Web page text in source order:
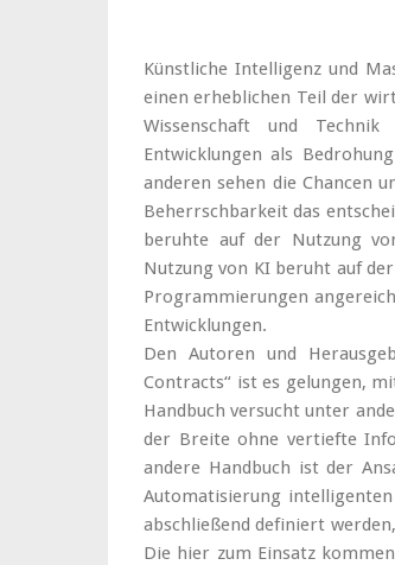
Künstliche Intelligenz und
einen erheblichen Teil der
Wissenschaft und
Entwicklungen als
anderen sehen die Chancen
Beherrschbarkeit das
beruhte auf der Nutzung
Nutzung von KI beruht auf
Programmierungen
Entwicklungen.
Den Autoren und
Contracts“ ist es gelungen,
Handbuch versucht unter
der Breite ohne vertiefte
andere Handbuch ist der
Automatisierung
abschließend definiert
Die hier zum Einsatz